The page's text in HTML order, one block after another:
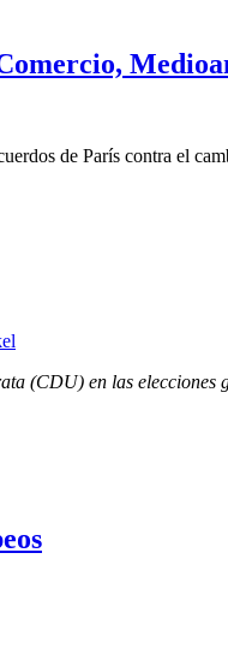
de París contra el
(CDU) en las